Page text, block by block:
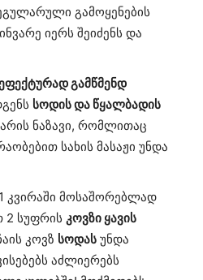
გამოყენების
იერს შეიძენს და
გამწმენდ
სოდის და წყალბადის
ნაზავი, რომლითაც
სახის მასაჟი უნდა
1 კვირაში მოსაშორებლად
2 სუფრის კოვზი ყავის
კოვზ სოდას უნდა
აძლიერებს